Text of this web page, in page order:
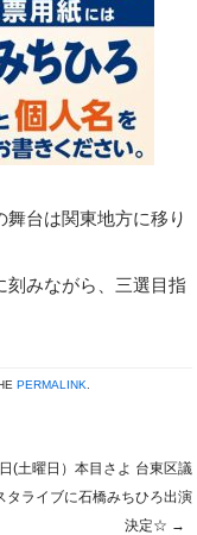
台は関東地方に移り
刻みながら、三選目指
PERMALINK
(土曜日）本目さよ 台東区議
タライブに石橋みちひろ出演
決定☆ →